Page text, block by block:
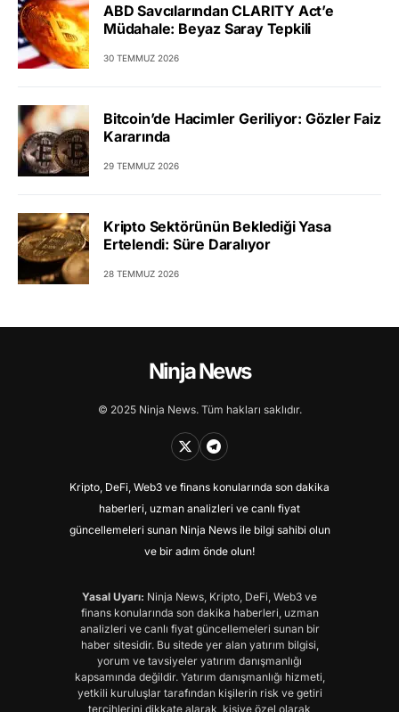
ABD Savcılarından CLARITY Act’e
Müdahale: Beyaz Saray Tepkili
30 TEMMUZ 2026
Bitcoin’de Hacimler Geriliyor: Gözler Faiz
Kararında
29 TEMMUZ 2026
Kripto Sektörünün Beklediği Yasa
Ertelendi: Süre Daralıyor
28 TEMMUZ 2026
Ninja News
© 2025 Ninja News. Tüm hakları saklıdır.
Kripto, DeFi, Web3 ve finans konularında son dakika
haberleri, uzman analizleri ve canlı fiyat
güncellemeleri sunan Ninja News ile bilgi sahibi olun
ve bir adım önde olun!
Yasal Uyarı: Ninja News, Kripto, DeFi, Web3 ve
finans konularında son dakika haberleri, uzman
analizleri ve canlı fiyat güncellemeleri sunan bir
haber sitesidir. Bu sitede yer alan yatırım bilgisi,
yorum ve tavsiyeler yatırım danışmanlığı
kapsamında değildir. Yatırım danışmanlığı hizmeti,
yetkili kuruluşlar tarafından kişilerin risk ve getiri
tercihlerini dikkate alarak, kişiye özel olarak